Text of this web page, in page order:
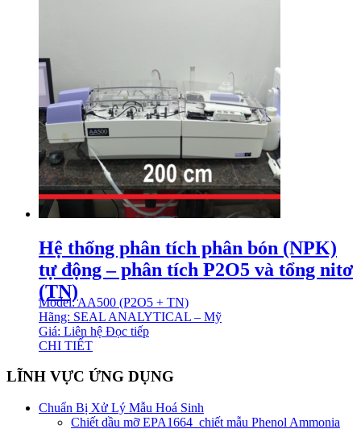
Hệ thống phân tích phân bón (NPK)
tự động – phân tích P2O5 và tổng nitơ
(TN)
Model: AA500 (P2O5 + TN)
Hãng: SEAL ANALYTICAL – Mỹ
Giá: Liên hệ Đọc tiếp
CHI TIẾT
LĨNH VỰC ỨNG DỤNG
Chuẩn Bị Xử Lý Mẫu Hoá Sinh
Chiết dầu mỡ EPA1664_chiết mẫu Phenol Ammonia